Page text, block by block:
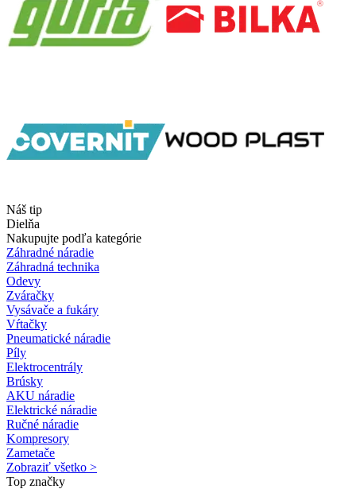
Náš tip
Dielňa
Nakupujte podľa kategórie
Záhradné náradie
Záhradná technika
Odevy
Zváračky
Vysávače a fukáry
Vŕtačky
Pneumatické náradie
Píly
Elektrocentrály
Brúsky
AKU náradie
Elektrické náradie
Ručné náradie
Kompresory
Zametače
Zobraziť všetko >
Top značky